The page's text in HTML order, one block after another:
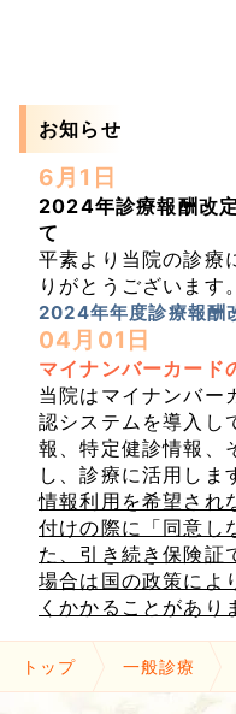
お知らせ
6月1日
2024年診療報酬改
て
平素より当院の診療
りがとうございます。
2024年年度診療報酬
04月01日
マイナンバーカード
当院はマイナンバー
認システムを導入し
報、特定健診情報、
し、診療に活用しま
情報利用を希望され
付けの際に「同意し
た、引き続き保険証
場合は国の政策によ
くかかることがあり
トップ 一般診療